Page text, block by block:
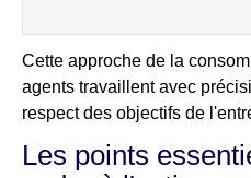
Cette approche de la
agents travaillent avec
respect des objectifs de
Les points